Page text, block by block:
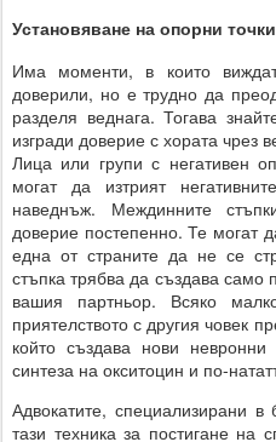
Установяване на опорни
Има моменти, в които
доверили, но е трудно да
разделя веднага. Тогава
изгради доверие с хората чрез
Лица или групи с негативен
могат да изтрият
наведнъж. Междинните
доверие постепенно. Те могат
една от страните да не се
стъпка трябва да създава само
вашия партньор. Всяко
приятелството с другия човек
който създава нови
синтеза на окситоцин и по-
Адвокатите, специализирани в
тази техника за постигане на